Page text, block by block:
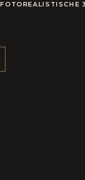
FOTOREALISTISCHE